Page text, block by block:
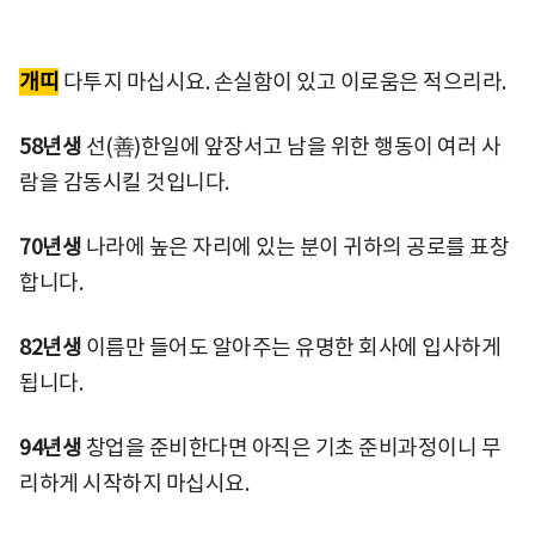
개띠 다투지 마십시요. 손실함이 있고 이로움은 적으리라.
58년생 선(善)한일에 앞장서고 남을 위한 행동이 여러 사
람을 감동시킬 것입니다.
70년생 나라에 높은 자리에 있는 분이 귀하의 공로를 표창
합니다.
82년생 이름만 들어도 알아주는 유명한 회사에 입사하게
됩니다.
94년생 창업을 준비한다면 아직은 기초 준비과정이니 무
리하게 시작하지 마십시요.